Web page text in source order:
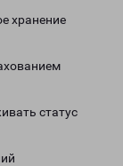
хранение
статус